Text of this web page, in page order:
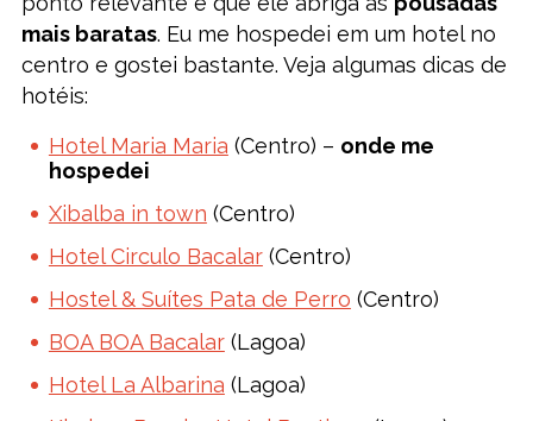
mais baratas. Eu me hospedei em um hotel no
centro e gostei bastante. Veja algumas dicas de
hotéis:
Hotel Maria Maria (Centro) – onde me
hospedei
Xibalba in town (Centro)
Hotel Circulo Bacalar(Centro)
Hostel & Suítes Pata de Perro (Centro)
BOA BOA Bacalar(Lagoa)
Hotel La Albarina (Lagoa)